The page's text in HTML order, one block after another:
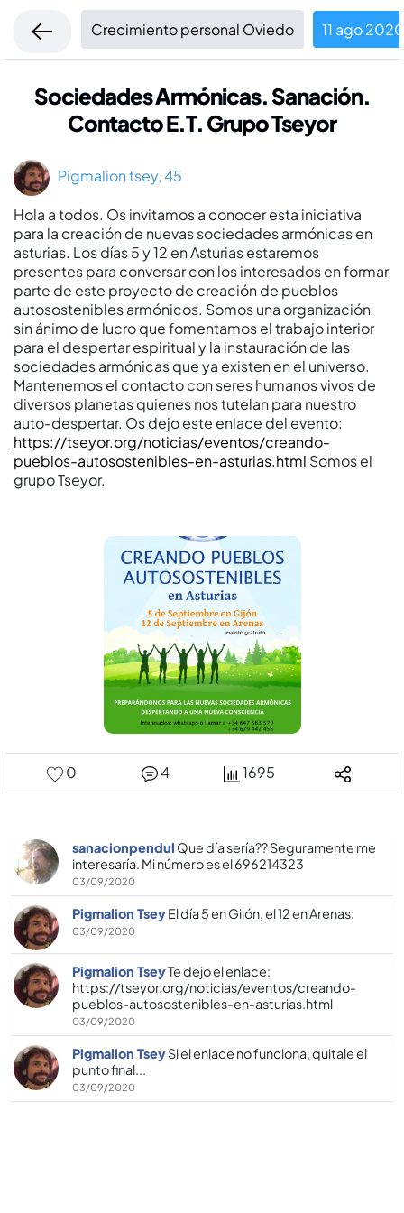
Crecimiento personal Oviedo 11 ago 2020
Sociedades Armónicas. Sanación.
Contacto E.T. Grupo Tseyor
Pigmalion tsey, 45
Hola a todos. Os invitamos a conocer esta iniciativa
para la creación de nuevas sociedades armónicas en
asturias. Los dí­as 5 y 12 en Asturias estaremos
presentes para conversar con los interesados en formar
parte de este proyecto de creación de pueblos
autosostenibles armónicos. Somos una organización
sin ánimo de lucro que fomentamos el trabajo interior
para el despertar espiritual y la instauración de las
sociedades armónicas que ya existen en el universo.
Mantenemos el contacto con seres humanos vivos de
diversos planetas quienes nos tutelan para nuestro
auto-despertar. Os dejo este enlace del evento:
https://tseyor.org/noticias/eventos/creando-
pueblos-autosostenibles-en-asturias.html Somos el
grupo Tseyor.
0 4 1695
sanacionpendul Que dí­a serí­a?? Seguramente me
interesarí­a. Mi número es el 696214323
03/09/2020
Pigmalion TseyEl dí­a 5 en Gijón, el 12 en Arenas.
03/09/2020
Pigmalion TseyTe dejo el enlace:
https://tseyor.org/noticias/eventos/creando-
pueblos-autosostenibles-en-asturias.html
03/09/2020
Pigmalion TseySi el enlace no funciona, quitale el
punto final...
03/09/2020